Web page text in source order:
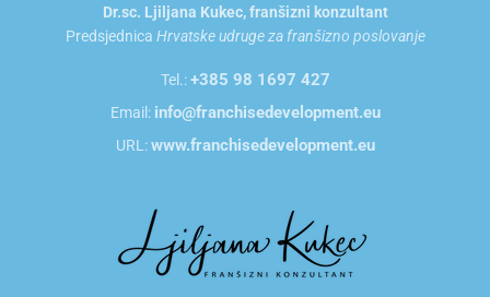
Dr.sc. Ljiljana Kukec, franšizni konzultant
Predsjednica Hrvatske udruge za franšizno poslovanje
Tel.:+385 98 1697 427
Email: info@franchisedevelopment.eu
URL:www.franchisedevelopment.eu